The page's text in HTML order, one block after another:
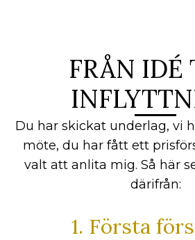
FRÅN IDÉ
Du har skickat underlag, vi
möte, du har fått ett
valt att anlita mig. Så här
därifrån:
1. Första